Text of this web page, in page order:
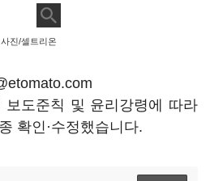
사진/셀트리온
보도준칙 및 윤리강령에 따라
확인·수정했습니다.